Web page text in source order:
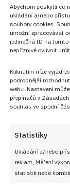
Abychom poskytli co
ukládání a/nebo
soubory cookies.
umožní zpracovávat
jedinečná ID na
nepříznivě ovlivnit
Kliknutím níže
podrobnější
webu. Nastavení
přepínačů v
souhlas ve spodní
Statistiky
Ukládání a/nebo
reklam, Měření
statistik nebo
kuchyně!
PŘIDAT DO